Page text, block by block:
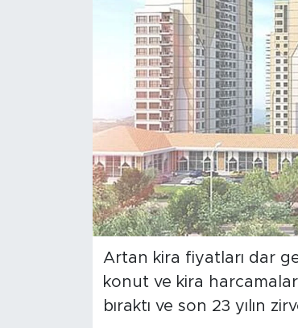
Artan kira fiyatları dar
konut ve kira
bıraktı ve son 23 yılın
POLİTİKA
EKONOMİ
KÜLTÜR SANAT